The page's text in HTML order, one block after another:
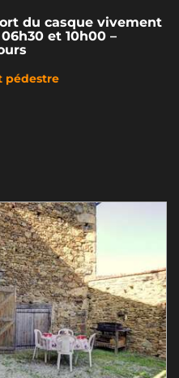
du casque vivement
et 10h00 –
pédestre